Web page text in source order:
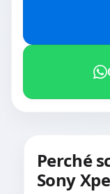
Perché
Sony